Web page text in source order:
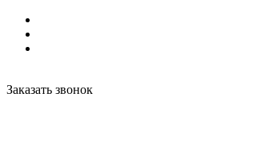
Заказать звонок